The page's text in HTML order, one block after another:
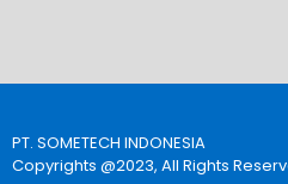
PT. SOMETECH INDONESIA
Copyrights @2023, All Rights